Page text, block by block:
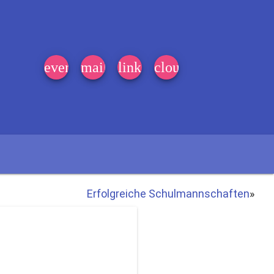
event_note
mail link cloud
Erfolgreiche Schulmannschaften»